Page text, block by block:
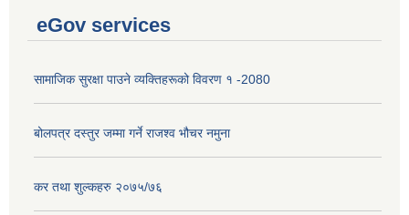
eGov services
सामाजिक सुरक्षा पाउने व्यक्तिहरूको विवरण १ -2080
बोलपत्र दस्तुर जम्मा गर्ने राजश्व भौचर नमुना
कर तथा शुल्कहरु २०७५/७६